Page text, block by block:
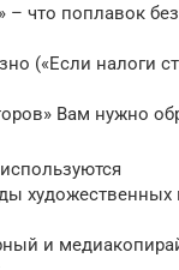
– что поплавок без
(«Если налоги
Вам нужно
художественных
и